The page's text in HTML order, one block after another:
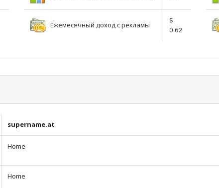
Ежемесячный доход с рекламы
$
0.62
supername.at
Home
Home